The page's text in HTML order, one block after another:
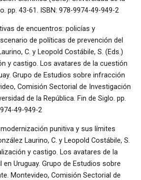
pp. 43-61. ISBN: 978-9974-49-949-2
de encuentros: policías y
de políticas de prevención del
C. y Leopold Costábile, S. (Eds.)
y castigo. Los avatares de la cuestión
Grupo de Estudios sobre infracción
Comisión Sectorial de Investigación
de la República. Fin de Siglo. pp.
49-949-2
modernización punitiva y sus límites
Laurino, C. y Leopold Costábile, S.
y castigo. Los avatares de la
en Uruguay. Grupo de Estudios sobre
Montevideo, Comisión Sectorial de